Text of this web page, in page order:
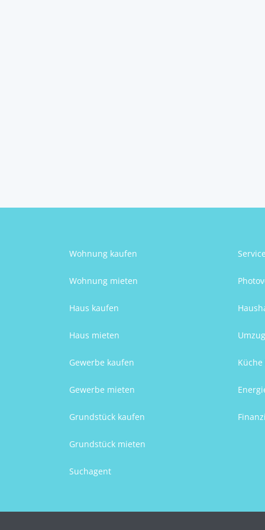
Wohnung kaufen
Wohnung mieten
Haus kaufen
Haus mieten
Gewerbe kaufen
Gewerbe mieten
Grundstück kaufen
Grundstück mieten
Suchagent